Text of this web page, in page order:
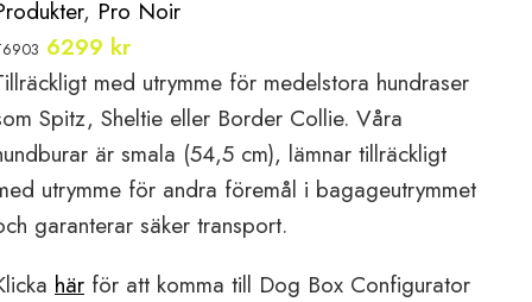
, Pro Noir
6299 kr
med utrymme för medelstora hundraser
Spitz, Sheltie eller Border Collie. Våra
är smala (54,5 cm), lämnar tillräckligt
utrymme för andra föremål i bagageutrymmet
garanterar säker transport.
här för att komma till Dog Box Configurator